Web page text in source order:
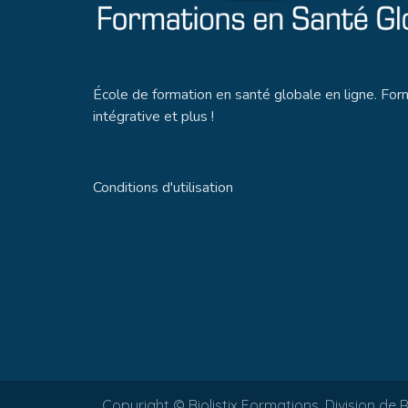
École de formation en santé globale en ligne.
intégrative et plus !
Conditions d'utilisation